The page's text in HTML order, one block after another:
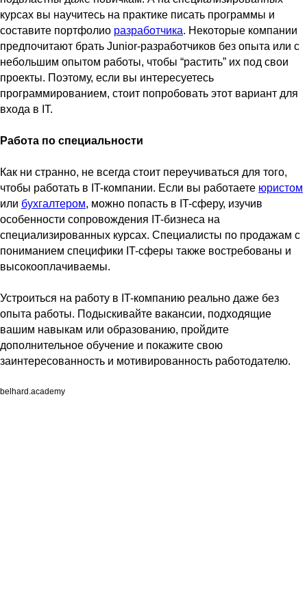
курсах вы научитесь на практике писать программы и
составите портфолио разработчика. Некоторые компании
предпочитают брать Junior-разработчиков без опыта или с
небольшим опытом работы, чтобы “растить” их под свои
проекты. Поэтому, если вы интересуетесь
программированием, стоит попробовать этот вариант для
входа в IT.
Работа по специальности
Как ни странно, не всегда стоит переучиваться для того,
чтобы работать в IT-компании. Если вы работаете юристом
или бухгалтером, можно попасть в IT-сферу, изучив
особенности сопровождения IT-бизнеса на
специализированных курсах. Специалисты по продажам с
пониманием специфики IT-сферы также востребованы и
высокооплачиваемы.
Устроиться на работу в IT-компанию реально даже без
опыта работы. Подыскивайте вакансии, подходящие
вашим навыкам или образованию, пройдите
дополнительное обучение и покажите свою
заинтересованность и мотивированность работодателю.
belhard.academy